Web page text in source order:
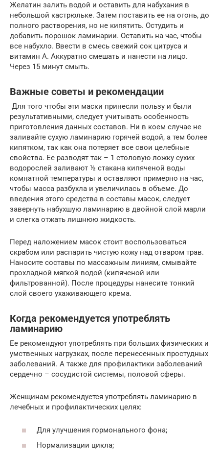
Желатин залить водой и оставить для набухания в
небольшой кастрюльке. Затем поставить ее на огонь, до
полного растворения, но не кипятить. Остудить и
добавить порошок ламинарии. Оставить на час, чтобы
все набухло. Ввести в смесь свежий сок цитруса и
витамин A. Аккуратно смешать и нанести на лицо.
Через 15 минут смыть.
Важные советы и рекомендации
Для того чтобы эти маски принесли пользу и были
результативными, следует учитывать особенность
приготовления данных составов. Ни в коем случае не
заливайте сухую ламинарию горячей водой, а тем более
кипятком, так как она потеряет все свои целебные
свойства. Ее разводят так – 1 столовую ложку сухих
водорослей заливают ½ стакана кипяченой воды
комнатной температуры и оставляют примерно на час,
чтобы масса разбухла и увеличилась в объеме. До
введения этого средства в составы масок, следует
завернуть набухшую ламинарию в двойной слой марли
и слегка отжать лишнюю жидкость.
Перед наложением масок стоит воспользоваться
скрабом или распарить чистую кожу над отваром трав.
Наносите составы по массажным линиям, смывайте
прохладной мягкой водой (кипяченой или
фильтрованной). После процедуры нанесите тонкий
слой своего ухаживающего крема.
Когда рекомендуется употреблять
ламинарию
Ее рекомендуют употреблять при больших физических и
умственных нагрузках, после перенесенных простудных
заболеваний. А также для профилактики заболеваний
сердечно – сосудистой системы, половой сферы.
Женщинам рекомендуется употреблять ламинарию в
лечебных и профилактических целях:
Для улучшения гормонального фона;
Нормализации цикла;